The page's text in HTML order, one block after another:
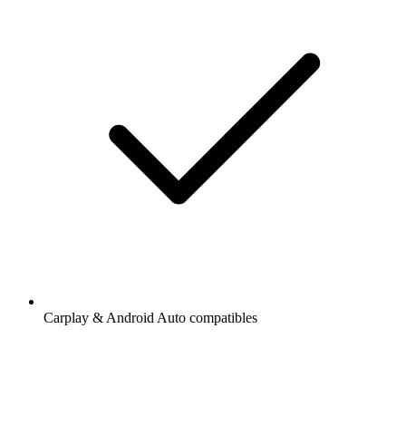
Carplay & Android Auto compatibles